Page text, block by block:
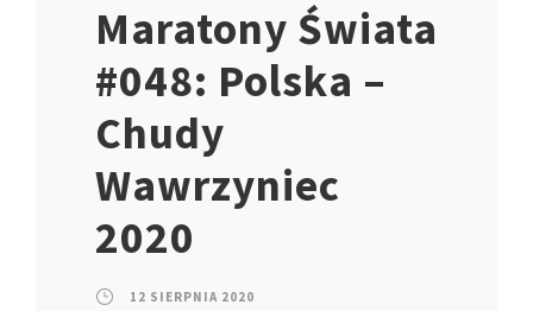
Maratony Świata
#048: Polska –
Chudy
Wawrzyniec
2020
12 SIERPNIA 2020